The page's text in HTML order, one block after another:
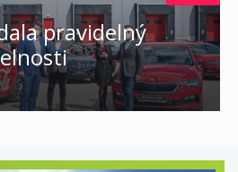
pravidelný